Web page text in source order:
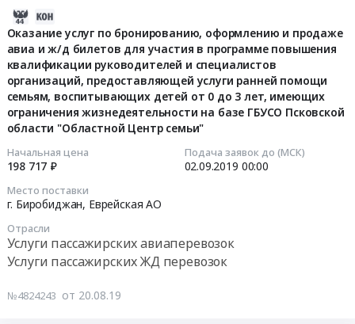
Оказание услуг по бронированию, оформлению и продаже
авиа и ж/д билетов для участия в программе повышения
квалификации руководителей и специалистов
организаций, предоставляющей услуги ранней помощи
семьям, воспитывающих детей от 0 до 3 лет, имеющих
ограничения жизнедеятельности на базе ГБУСО Псковской
области "Областной Центр семьи"
Начальная цена
198 717 ₽
Подача заявок до (МСК)
02.09.2019 00:00
Место поставки
г. Биробиджан, Еврейская АО
Отрасли
Услуги пассажирских авиаперевозок
Услуги пассажирских ЖД перевозок
№4824243 от 20.08.19